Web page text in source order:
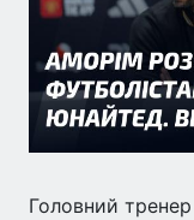
Головний тренер